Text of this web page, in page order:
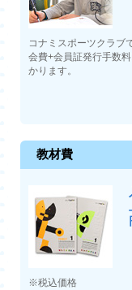
コナミスポーツクラブ
会費+会員証発行手数
かります。
教材費
※税込価格